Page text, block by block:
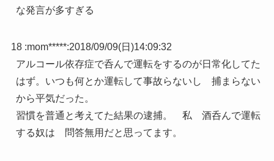
な発言が多すぎる
18 :mom*****:2018/09/09(日)14:09:32
アルコール依存症で呑んで運転をするのが日常化してた
はず。いつも何とか運転して事故らないし 捕まらない
から平気だった。
習慣を普通と考えてた結果の逮捕。 私 酒呑んで運転
する奴は 問答無用だと思ってます。